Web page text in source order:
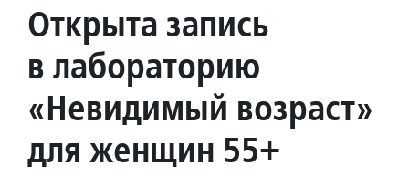
Открыта запись
в лабораторию
«Невидимый возраст»
для женщин 55+